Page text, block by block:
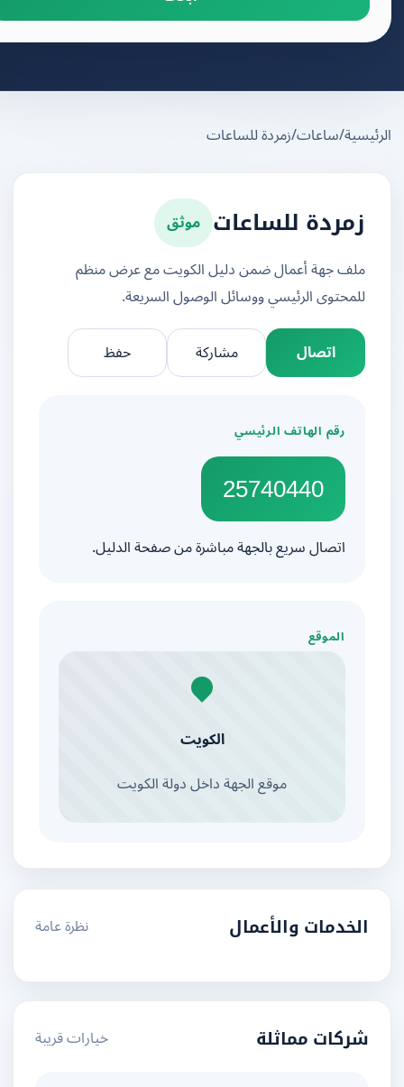
/ساعات/زمردة للساعات
زمردة للساعات
موثق
ملف جهة أعمال ضمن دليل الكويت مع عرض منظم
للمحتوى الرئيسي ووسائل الوصول السريعة.
اتصال
مشاركة
رقم الهاتف الرئيسي
25740440
اتصال سريع بالجهة مباشرة من صفحة الدليل.
الموقع
الكويت
موقع الجهة داخل دولة الكويت
الخدمات والأعمال نظرة عامة
شركات مماثلة خيارات قريبة